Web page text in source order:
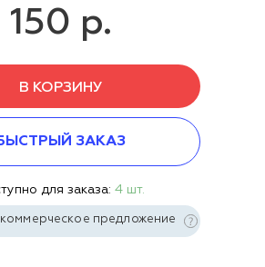
150 р.
В КОРЗИНУ
ЗАКАЗ
для заказа:4 шт.
предложение